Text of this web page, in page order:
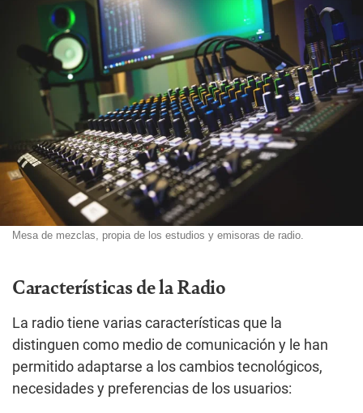
Mesa de mezclas, propia de los estudios y emisoras de radio.
Características de la Radio
La radio tiene varias características que la
distinguen como medio de comunicación y le han
permitido adaptarse a los cambios tecnológicos,
necesidades y preferencias de los usuarios: